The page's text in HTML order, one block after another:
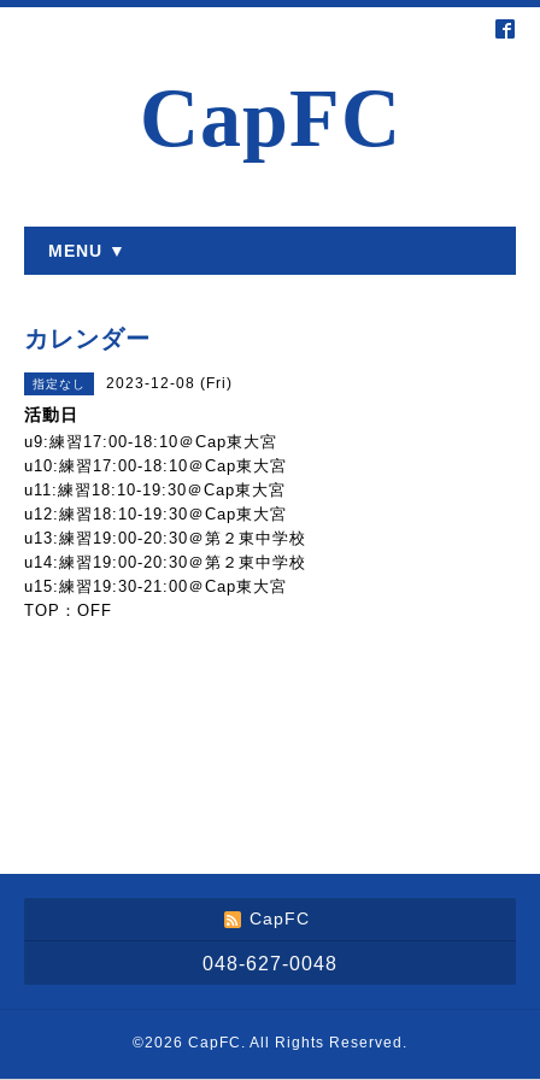
CapFC
MENU ▼
カレンダー
指定なし 2023-12-08 (Fri)
活動日
u9:練習17:00-18:10＠Cap東大宮
u10:練習17:00-18:10＠Cap東大宮
u11:練習18:10-19:30＠Cap東大宮
u12:練習18:10-19:30＠Cap東大宮
u13:練習19:00-20:30＠第２東中学校
u14:練習19:00-20:30＠第２東中学校
u15:練習19:30-21:00＠Cap東大宮
TOP：OFF
CapFC
048-627-0048
©2026 CapFC . All Rights Reserved.